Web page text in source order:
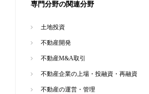
専門分野の関連分野
土地投資
不動産開発
不動産M&A取引
不動産企業の上場・投融資・再融資
不動産の運営・管理